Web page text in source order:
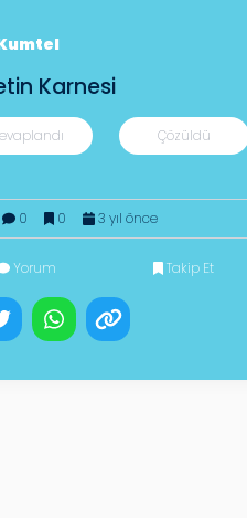
Karnesi
Çözüldü
0 0 3 yıl önce
Yorum Takip Et